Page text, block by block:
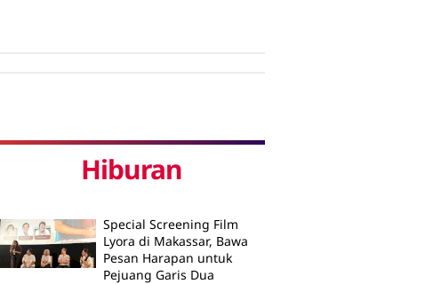
Hiburan
Special Screening Film
Lyora di Makassar, Bawa
Pesan Harapan untuk
Pejuang Garis Dua